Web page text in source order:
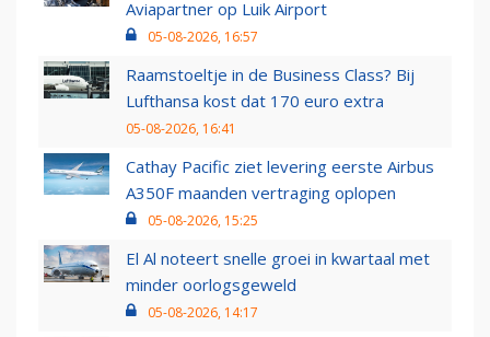
Aviapartner op Luik Airport
05-08-2026, 16:57
Raamstoeltje in de Business Class? Bij
Lufthansa kost dat 170 euro extra
05-08-2026, 16:41
Cathay Pacific ziet levering eerste Airbus
A350F maanden vertraging oplopen
05-08-2026, 15:25
El Al noteert snelle groei in kwartaal met
minder oorlogsgeweld
05-08-2026, 14:17